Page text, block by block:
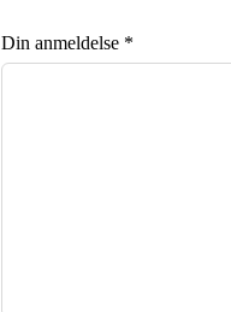
Din anmeldelse *